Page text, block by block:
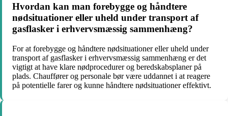
Hvordan kan man forebygge og håndtere
nødsituationer eller uheld under transport af
gasflasker i erhvervsmæssig sammenhæng?
For at forebygge og håndtere nødsituationer eller uheld under
transport af gasflasker i erhvervsmæssig sammenhæng er det
vigtigt at have klare nødprocedurer og beredskabsplaner på
plads. Chauffører og personale bør være uddannet i at reagere
på potentielle farer og kunne håndtere nødsituationer effektivt.